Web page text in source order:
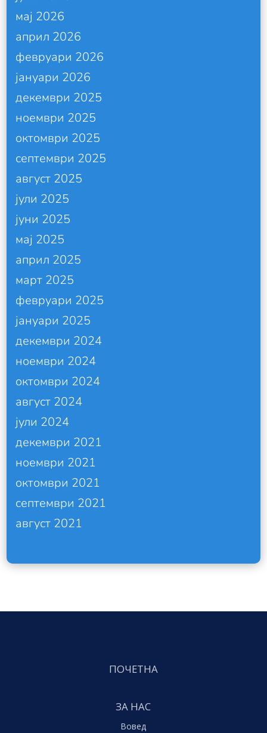
мај 2026
април 2026
февруари 2026
јануари 2026
декември 2025
ноември 2025
октомври 2025
септември 2025
август 2025
јули 2025
јуни 2025
мај 2025
април 2025
март 2025
февруари 2025
јануари 2025
декември 2024
ноември 2024
октомври 2024
август 2024
јули 2024
декември 2021
ноември 2021
октомври 2021
септември 2021
август 2021
ПОЧЕТНА
ЗА НАС
Вовед